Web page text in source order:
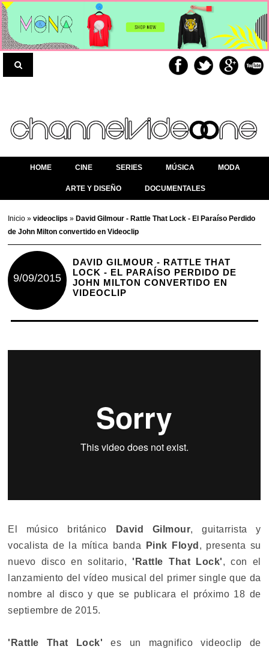
HOME CINE SERIES MÚSICA MODA
ARTE Y DISEÑO DOCUMENTALES
Inicio»videoclips» David Gilmour - Rattle That Lock - El Paraíso Perdido
de John Milton convertido en Videoclip
9/09/2015
DAVID GILMOUR - RATTLE THAT
LOCK - EL PARAÍSO PERDIDO DE
JOHN MILTON CONVERTIDO EN
VIDEOCLIP
El músico británico David Gilmour, guitarrista y
vocalista de la mítica banda
Pink Floyd , presenta su
nuevo disco en solitario, 'Rattle That Lock', con el
lanzamiento del vídeo musical del primer single que da
nombre al disco y que se publicara el próximo 18 de
septiembre de 2015.
'Rattle That Lock'es un magnifico videoclip de